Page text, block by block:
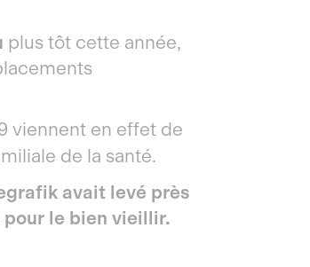
plus tôt cette année,
viennent en effet de
de la santé.
avait levé près
le bien vieillir.